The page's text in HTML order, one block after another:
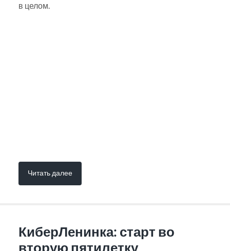
в целом.
Читать далее
КиберЛенинка: старт во
вторую пятилетку